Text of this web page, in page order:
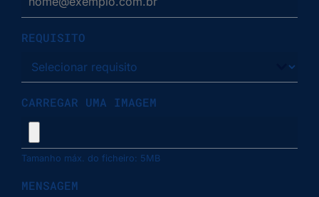
REQUISITO
CARREGAR UMA IMAGEM
Tamanho máx. do ficheiro: 5MB
MENSAGEM